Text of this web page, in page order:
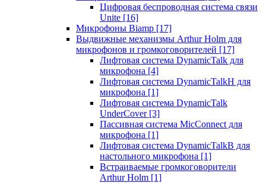
Цифровая беспроводная система связи
Unite [16]
Микрофоны Biamp [17]
Выдвижные механизмы Arthur Holm для
микрофонов и громкоговорителей [17]
Лифтовая система DynamicTalk для
микрофона [4]
Лифтовая система DynamicTalkH для
микрофона [1]
Лифтовая система DynamicTalk
UnderCover [3]
Пассивная система MicConnect для
микрофона [1]
Лифтовая система DynamicTalkB для
настольного микрофона [1]
Встраиваемые громкоговорители
Arthur Holm [1]